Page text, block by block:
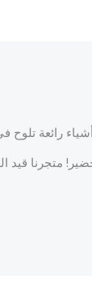
أشياء رائعة تلوح
متجرنا قيد